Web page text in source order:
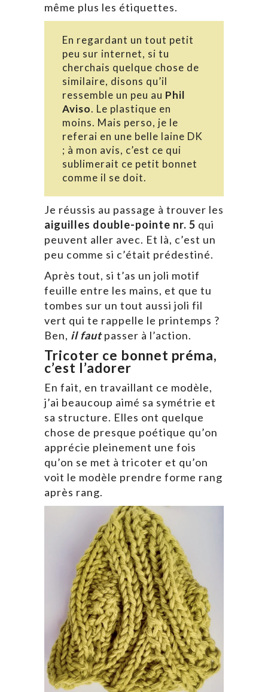
même plus les étiquettes.
En regardant un tout petit
peu sur internet, si tu
cherchais quelque chose de
similaire, disons qu’il
ressemble un peu au Phil
Aviso. Le plastique en
moins. Mais perso, je le
referai en une belle laine DK
; à mon avis, c’est ce qui
sublimerait ce petit bonnet
comme il se doit.
Je réussis au passage à trouver les
aiguilles double-pointe nr. 5 qui
peuvent aller avec. Et là, c’est un
peu comme si c’était prédestiné.
Après tout, si t’as un joli motif
feuille entre les mains, et que tu
tombes sur un tout aussi joli fil
vert qui te rappelle le printemps ?
Ben, il fautpasser à l’action.
Tricoter ce bonnet préma,
c’est l’adorer
En fait, en travaillant ce modèle,
j’ai beaucoup aimé sa symétrie et
sa structure. Elles ont quelque
chose de presque poétique qu’on
apprécie pleinement une fois
qu’on se met à tricoter et qu’on
voit le modèle prendre forme rang
après rang.